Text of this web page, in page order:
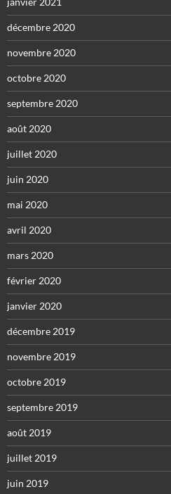
décembre 2020
novembre 2020
octobre 2020
septembre 2020
août 2020
juillet 2020
juin 2020
mai 2020
avril 2020
mars 2020
février 2020
janvier 2020
décembre 2019
novembre 2019
octobre 2019
septembre 2019
août 2019
juillet 2019
juin 2019